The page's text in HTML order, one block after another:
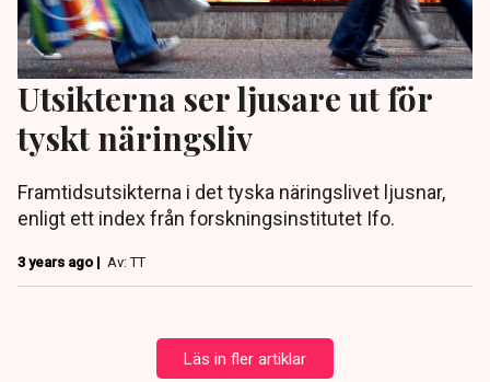
Utsikterna ser ljusare ut för
tyskt näringsliv
Framtidsutsikterna i det tyska näringslivet ljusnar,
enligt ett index från forskningsinstitutet Ifo.
3 years ago | Av: TT
Läs in fler artiklar